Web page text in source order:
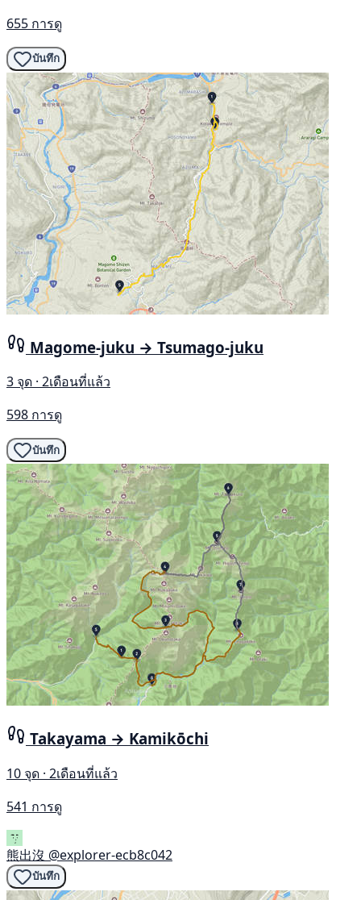
655 การดู
บันทึก
Magome-juku → Tsumago-juku
3 จุด · 2เดือนที่แล้ว
598 การดู
บันทึก
Takayama → Kamikōchi
10 จุด · 2เดือนที่แล้ว
541 การดู
熊出沒 @explorer-ecb8c042
บันทึก